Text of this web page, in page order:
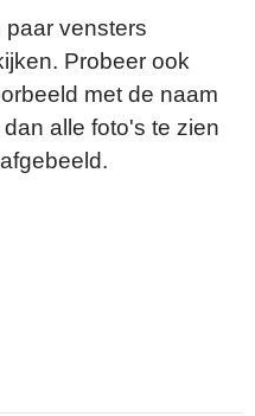
vensters
Probeer ook
met de naam
alle foto's te zien